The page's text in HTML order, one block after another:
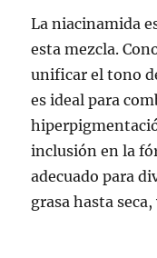
La niacinamida
esta mezcla.
unificar el tono
es ideal para
inclusión en la
adecuado para
grasa hasta